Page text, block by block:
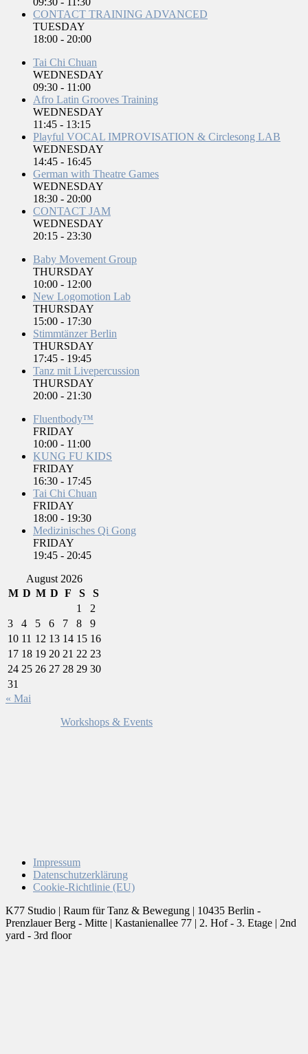
CONTACT TRAINING ADVANCED
TUESDAY
18:00 - 20:00
Tai Chi Chuan
WEDNESDAY
09:30 - 11:00
Afro Latin Grooves Training
WEDNESDAY
11:45 - 13:15
Playful VOCAL IMPROVISATION & Circlesong LAB
WEDNESDAY
14:45 - 16:45
German with Theatre Games
WEDNESDAY
18:30 - 20:00
CONTACT JAM
WEDNESDAY
20:15 - 23:30
Baby Movement Group
THURSDAY
10:00 - 12:00
New Logomotion Lab
THURSDAY
15:00 - 17:30
Stimmtänzer Berlin
THURSDAY
17:45 - 19:45
Tanz mit Livepercussion
THURSDAY
20:00 - 21:30
Fluentbody™
FRIDAY
10:00 - 11:00
KUNG FU KIDS
FRIDAY
16:30 - 17:45
Tai Chi Chuan
FRIDAY
18:00 - 19:30
Medizinisches Qi Gong
FRIDAY
19:45 - 20:45
August 2026
M D M D F S
S
1
2
3
4 5 6 7 8
9
10 11 12 13 14 15 16
17 18 19 20 21 22 23
24 25 26 27 28 29 30
31
« Mai
Workshops & Events
Impressum
Datenschutzerklärung
Cookie-Richtlinie (EU)
K77 Studio | Raum für Tanz & Bewegung | 10435 Berlin -
Prenzlauer Berg - Mitte | Kastanienallee 77 | 2. Hof - 3. Etage | 2nd
yard - 3rd floor